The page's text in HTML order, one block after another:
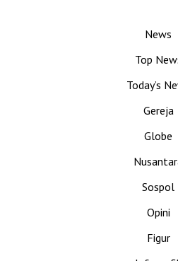
News
Top
Today’s
Gereja
Globe
Sospol
Opini
Figur